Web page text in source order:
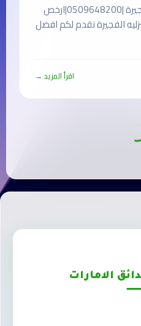
تنسيق الحدائق المنزليه الفجيرة |0509648200|ارخص
الفجيرة نقدم لكم افضل
اقرأ المزيد →
الامارات